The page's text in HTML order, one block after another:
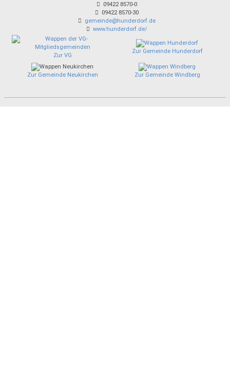
09422 8570-0
09422 8570-30
gemeinde@hunderdorf.de
www.hunderdorf.de/
Zur VG
Zur Gemeinde Hunderdorf
Zur Gemeinde Neukirchen Zur Gemeinde Windberg